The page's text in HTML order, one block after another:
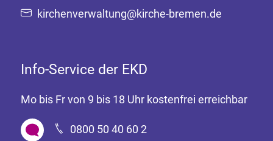
kirchenverwaltung@kirche-bremen.de
Info-Service der EKD
Mo bis Fr von 9 bis 18 Uhr kostenfrei erreichbar
0800 50 40 60 2